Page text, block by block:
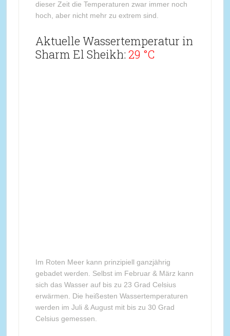
dieser Zeit die Temperaturen zwar immer noch
hoch, aber nicht mehr zu extrem sind.
Aktuelle Wassertemperatur in
Sharm El Sheikh: 29 °C
Im Roten Meer kann prinzipiell ganzjährig
gebadet werden. Selbst im Februar & März kann
sich das Wasser auf bis zu 23 Grad Celsius
erwärmen. Die heißesten Wassertemperaturen
werden im Juli & August mit bis zu 30 Grad
Celsius gemessen.